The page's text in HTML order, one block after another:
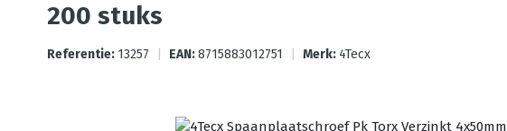
200 stuks
Referentie: 13257 EAN:8715883012751 Merk: 4Tecx